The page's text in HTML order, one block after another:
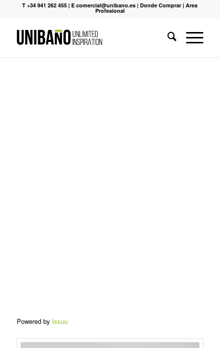
T +34 941 262 455 |E comercial@unibano.es |Donde Comprar |Area
Profesional
Powered by Issuu